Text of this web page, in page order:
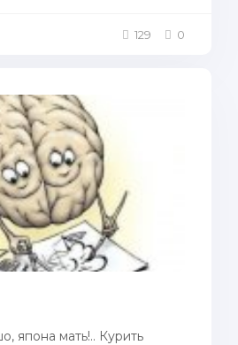
129 0
япона мать!.. Курить